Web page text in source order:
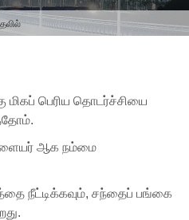
மிகப் பெரிய தொடர்ச்சியை
ஆக நம்மை
நீட்டிக்கவும், சந்தைப் பங்கை